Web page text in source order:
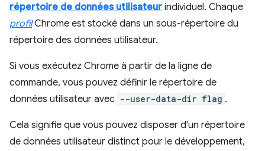
répertoire de données utilisateur individuel. Chaque
profilChrome est stocké dans un sous-répertoire du
répertoire des données utilisateur.
Si vous exécutez Chrome à partir de la ligne de
commande, vous pouvez définir le répertoire de
données utilisateur avec --user-data-dir flag .
Cela signifie que vous pouvez disposer d'un répertoire
de données utilisateur distinct pour le développement,